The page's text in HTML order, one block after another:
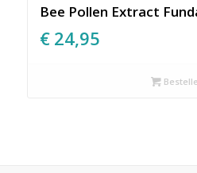
Bee Pollen Extract
€ 24,95